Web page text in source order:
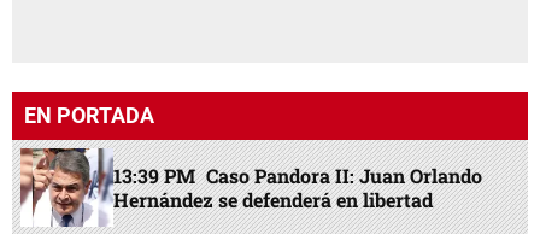
EN PORTADA
13:39 PM Caso Pandora II: Juan Orlando
Hernández se defenderá en libertad